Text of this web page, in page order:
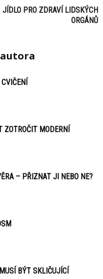
JÍDLO PRO ZDRAVÍ LIDSKÝCH
ORGÁNŮ
ZOTROČIT MODERNÍ
– PŘIZNAT JI NEBO NE?
BÝT SKLIČUJÍCÍ